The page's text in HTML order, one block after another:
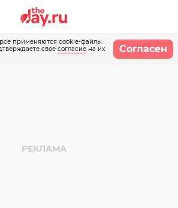
применяются cookie-файлы.
свое согласие на их
Согласен